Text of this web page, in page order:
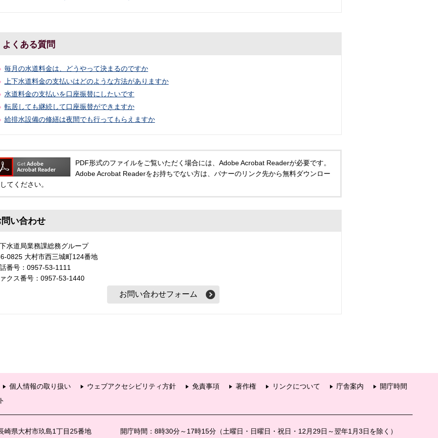
よくある質問
毎月の水道料金は、どうやって決まるのですか
上下水道料金の支払いはどのような方法がありますか
水道料金の支払いを口座振替にしたいです
転居しても継続して口座振替ができますか
給排水設備の修繕は夜間でも行ってもらえますか
PDF形式のファイルをご覧いただく場合には、Adobe Acrobat Readerが必要です。
Adobe Acrobat Readerをお持ちでない方は、バナーのリンク先から無料ダウンロー
てください。
い合わせ
水道局業務課総務グループ
0825 大村市西三城町124番地
番号：0957-53-1111
クス番号：0957-53-1440
個人情報の取り扱い ウェブアクセシビリティ方針 免責事項 著作権 リンクについて 庁舎案内
開庁時間
県大村市玖島1丁目25番地 開庁時間：8時30分～17時15分（土曜日・日曜日・祝日・12月29日～翌年1月3日を除く）